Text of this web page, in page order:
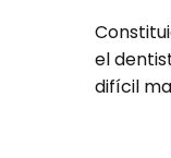
el
difícil